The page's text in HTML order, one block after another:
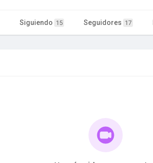
Siguiendo 15 Seguidores 17